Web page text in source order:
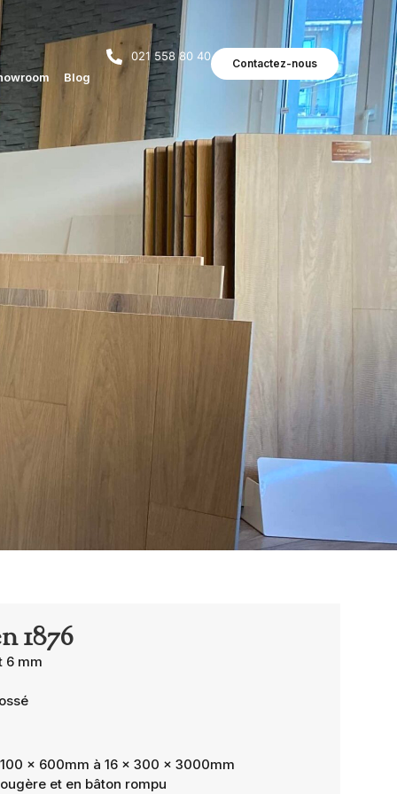
Blog
021 558 80 40
Contactez-nous
1876
6 mm
x 600mm à 16 x 300 x 3000mm
et en bâton rompu